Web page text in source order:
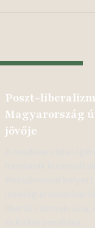
Poszt-
Magyarország
jövője